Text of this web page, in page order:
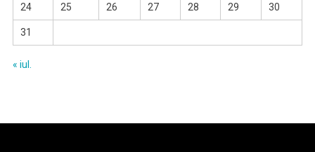
24 25 26 27 28 29 30
31
« iul.